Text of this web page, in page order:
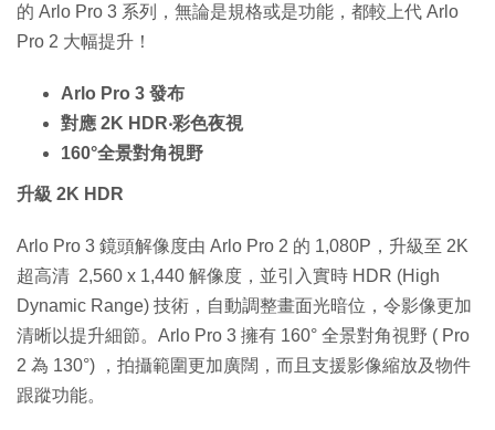
的 Arlo Pro 3 系列，無論是規格或是功能，都較上代 Arlo
Pro 2 大幅提升！
Arlo Pro 3 發布
對應 2K HDR‧彩色夜視
160°全景對角視野
升級 2K HDR
Arlo Pro 3 鏡頭解像度由 Arlo Pro 2 的 1,080P，升級至 2K
超高清 2,560 x 1,440 解像度，並引入實時 HDR (High
Dynamic Range) 技術，自動調整畫面光暗位，令影像更加
清晰以提升細節。Arlo Pro 3 擁有 160° 全景對角視野 ( Pro
2 為 130°) ，拍攝範圍更加廣闊，而且支援影像縮放及物件
跟蹤功能。